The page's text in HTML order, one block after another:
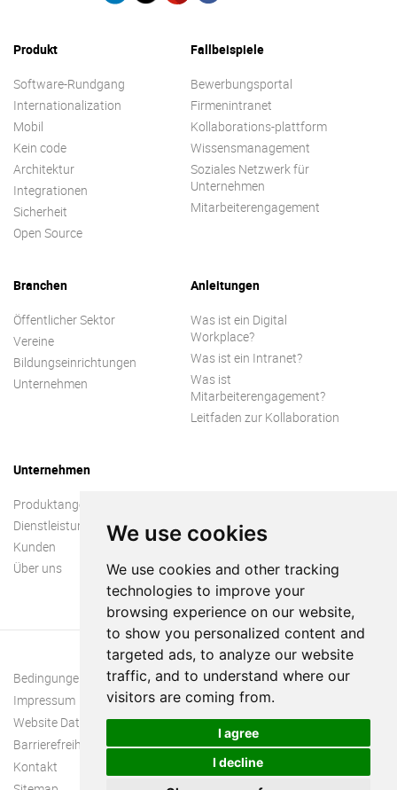
We use cookies
We use cookies and other tracking
technologies to improve your
browsing experience on our website,
to show you personalized content and
targeted ads, to analyze our website
traffic, and to understand where our
visitors are coming from.
I agree
I decline
Produkt
Software-Rundgang
Internationalization
Mobil
Kein code
Architektur
Integrationen
Sicherheit
Open Source
Fallbeispiele
Bewerbungsportal
Firmenintranet
Kollaborations-plattform
Wissensmanagement
Soziales Netzwerk für
Unternehmen
Mitarbeiterengagement
Branchen
Öffentlicher Sektor
Vereine
Bildungseinrichtungen
Unternehmen
Anleitungen
Was ist ein Digital
Workplace?
Was ist ein Intranet?
Was ist
Mitarbeiterengagement?
Leitfaden zur Kollaboration
Unternehmen
Produktangebot
Dienstleistungen
Kunden
Über uns
Bedingungen und Konditionen
Impressum
Website Datenschutzrichtlinie
Barrierefreiheit
Kontakt